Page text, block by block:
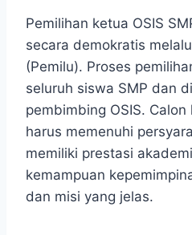
Pemilihan ketua OSIS
secara demokratis
(Pemilu). Proses
seluruh siswa SMP dan
pembimbing OSIS.
harus memenuhi
memiliki prestasi
kemampuan
dan misi yang jelas.